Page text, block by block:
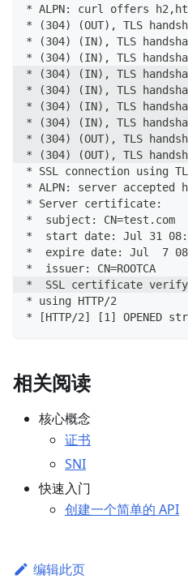
* ALPN: curl offers
* (304) (OUT), TLS
* (304) (IN), TLS
* (304) (IN), TLS
* (304) (IN), TLS
* (304) (IN), TLS
* (304) (IN), TLS
* (304) (IN), TLS
* (304) (OUT), TLS
* (304) (OUT), TLS
* SSL connection using
* ALPN: server accepted
* Server certificate:
*  subject: CN=test.com
*  start date: Jul 31
*  expire date: Jul  7
*  issuer: CN=ROOTCA
*  SSL certificate
* using HTTP/2
* [HTTP/2] [1] OPENED
相关阅读
核心概念
证书
SNI
快速入门
创建一个简单的 API
编辑此页